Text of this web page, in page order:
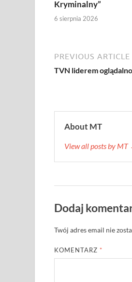
Kryminalny”
6 sierpnia 2026
PREVIOUS ARTICLE
TVN liderem
About MT
View all posts by MT
Dodaj
Twój adres email nie
KOMENTARZ *